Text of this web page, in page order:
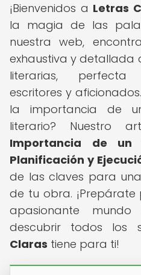
¡Bienvenidos a Letras
la magia de las
nuestra web,
exhaustiva y detallada
literarias, perfecta
escritores y
la importancia de
literario? Nuestro
Importancia de un
Planificación y
de las claves para
de tu obra.
apasionante
descubrir todos los
Claras tiene para ti!